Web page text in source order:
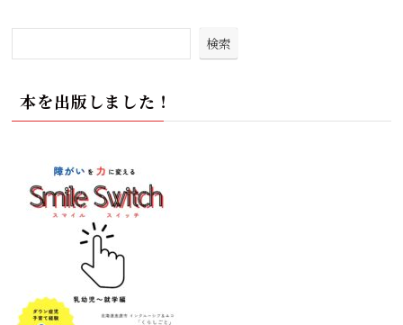
検索
本を出版しました！